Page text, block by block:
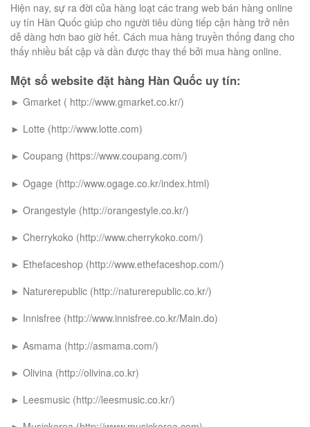
Hiện nay, sự ra đời của hàng loạt các trang web bán hàng online
uy tín Hàn Quốc giúp cho người tiêu dùng tiếp cận hàng trở nên
dễ dàng hơn bao giờ hết. Cách mua hàng truyền thống đang cho
thấy nhiều bất cập và dần được thay thế bởi mua hàng online.
Một số website đặt hàng Hàn Quốc uy tín:
► Gmarket ( http://www.gmarket.co.kr/)
► Lotte (http://www.lotte.com)
► Coupang (https://www.coupang.com/)
► Ogage (http://www.ogage.co.kr/index.html)
► Orangestyle (http://orangestyle.co.kr/)
► Cherrykoko (http://www.cherrykoko.com/)
► Ethefaceshop (http://www.ethefaceshop.com/)
► Naturerepublic (http://naturerepublic.co.kr/)
► Innisfree (http://www.innisfree.co.kr/Main.do)
► Asmama (http://asmama.com/)
► Olivina (http://olivina.co.kr)
► Leesmusic (http://leesmusic.co.kr/)